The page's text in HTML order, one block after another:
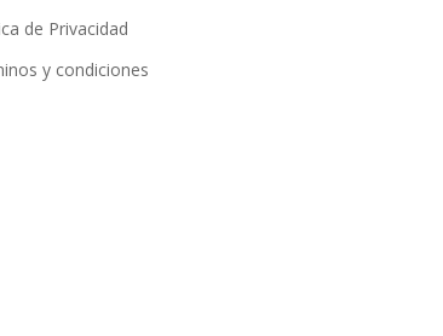
de Privacidad
y condiciones